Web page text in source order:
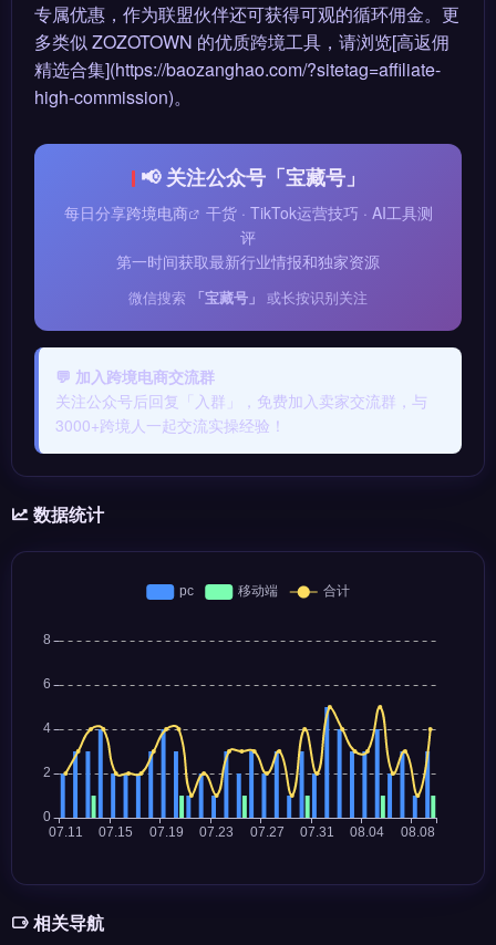
专属优惠，作为联盟伙伴还可获得可观的循环佣金。更
多类似 ZOZOTOWN 的优质跨境工具，请浏览[高返佣
精选合集](https://baozanghao.com/?sitetag=affiliate-
high-commission)。
📢 关注公众号「宝藏号」
每日分享跨境电商
干货 · TikTok运营技巧 · AI工具测
评
第一时间获取最新行业情报和独家资源
微信搜索 「宝藏号」 或长按识别关注
💬 加入跨境电商交流群
关注公众号后回复「入群」，免费加入卖家交流群，与
3000+跨境人一起交流实操经验！
数据统计
相关导航